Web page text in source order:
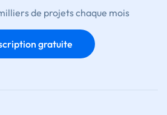
de projets chaque mois
gratuite